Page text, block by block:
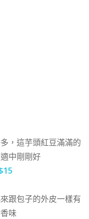
，這芋頭紅豆滿滿的
中剛剛好
跟包子的外皮一樣有
味